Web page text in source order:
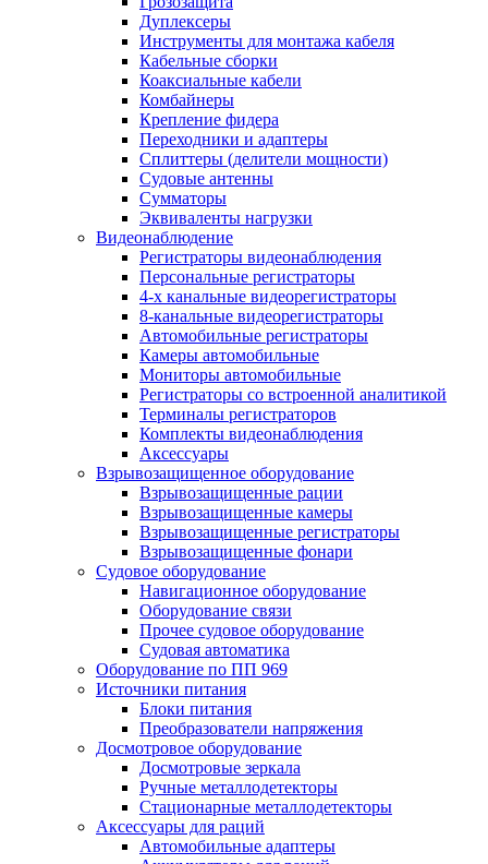
Дуплексеры
Инструменты для монтажа кабеля
Кабельные сборки
Коаксиальные кабели
Комбайнеры
Крепление фидера
Переходники и адаптеры
Сплиттеры (делители мощности)
Судовые антенны
Сумматоры
Эквиваленты нагрузки
Видеонаблюдение
Регистраторы видеонаблюдения
Персональные регистраторы
4-х канальные видеорегистраторы
8-канальные видеорегистраторы
Автомобильные регистраторы
Камеры автомобильные
Мониторы автомобильные
Регистраторы со встроенной аналитикой
Терминалы регистраторов
Комплекты видеонаблюдения
Аксессуары
Взрывозащищенное оборудование
Взрывозащищенные рации
Взрывозащищенные камеры
Взрывозащищенные регистраторы
Взрывозащищенные фонари
Судовое оборудование
Навигационное оборудование
Оборудование связи
Прочее судовое оборудование
Судовая автоматика
Оборудование по ПП 969
Источники питания
Блоки питания
Преобразователи напряжения
Досмотровое оборудование
Досмотровые зеркала
Ручные металлодетекторы
Стационарные металлодетекторы
Аксессуары для раций
Автомобильные адаптеры